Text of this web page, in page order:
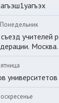
съезд
Москва.
университетов